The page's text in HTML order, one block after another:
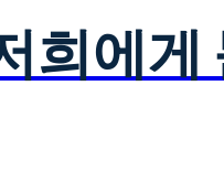
희에게